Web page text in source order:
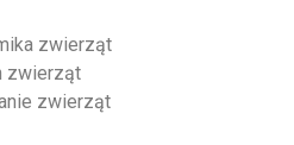
zwierząt
zwierząt
zwierząt